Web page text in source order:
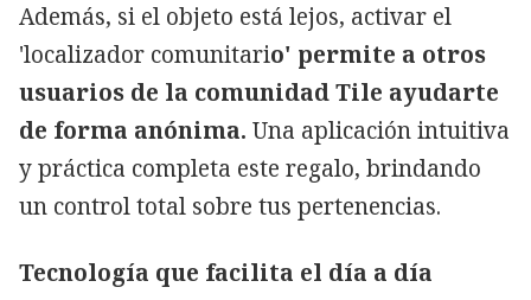
Además, si el objeto está lejos, activar el
'localizador comunitario' permite a otros
usuarios de la comunidad Tile ayudarte
de forma anónima. Una aplicación intuitiva
y práctica completa este regalo, brindando
un control total sobre tus pertenencias.
Tecnología que facilita el día a día